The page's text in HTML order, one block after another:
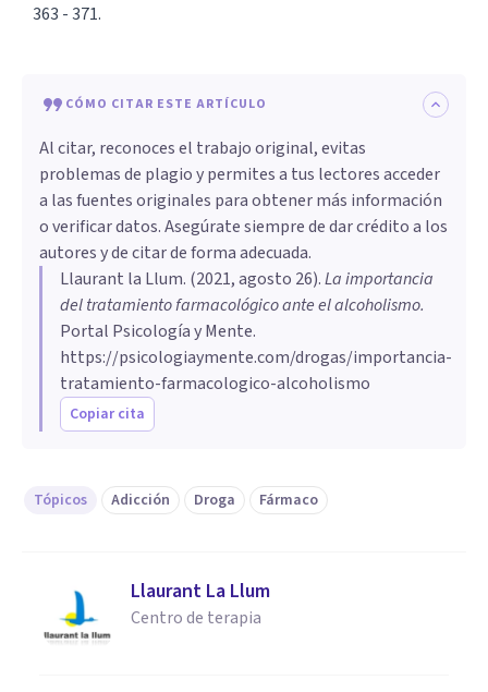
363 - 371.
CÓMO CITAR ESTE ARTÍCULO
Al citar, reconoces el trabajo original, evitas
problemas de plagio y permites a tus lectores acceder
a las fuentes originales para obtener más información
o verificar datos. Asegúrate siempre de dar crédito a los
autores y de citar de forma adecuada.
Llaurant la Llum. (2021, agosto 26).La importancia
del tratamiento farmacológico ante el alcoholismo.
Portal Psicología y Mente.
https://psicologiaymente.com/drogas/importancia-
tratamiento-farmacologico-alcoholismo
Copiar cita
Tópicos Adicción Droga Fármaco
Llaurant La Llum
Centro de terapia